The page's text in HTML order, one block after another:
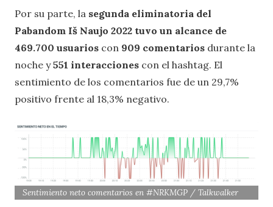
Por su parte, la segunda eliminatoria del
Pabandom Iš Naujo 2022 tuvo un alcance de
469.700 usuarios con 909 comentarios durante la
noche y551 interacciones con el hashtag. El
sentimiento de los comentarios fue de un 29,7%
positivo frente al 18,3% negativo.
Sentimiento neto comentarios en #NRKMGP / Talkwalker